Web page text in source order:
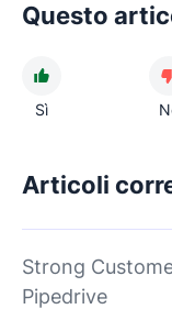
Questo
Sì
Articoli
Strong
Pipedrive